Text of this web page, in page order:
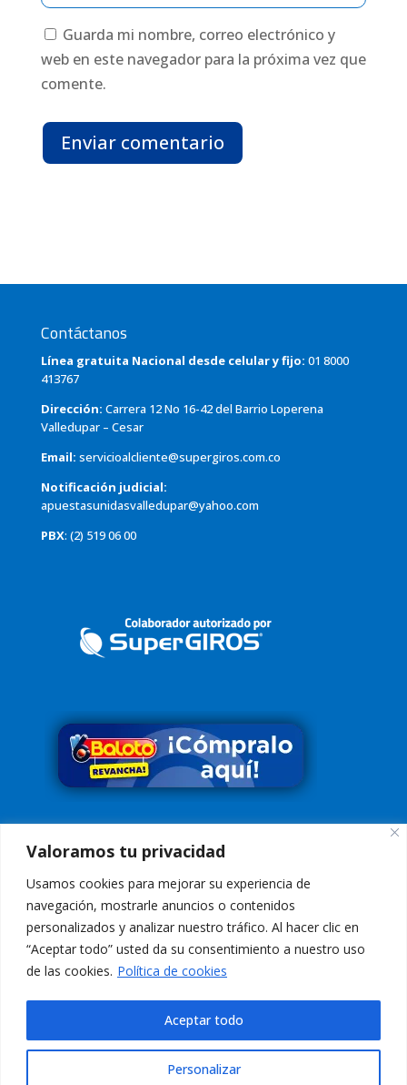
Valoramos tu privacidad
Usamos cookies para mejorar su experiencia de
navegación, mostrarle anuncios o contenidos
personalizados y analizar nuestro tráfico. Al hacer clic en
“Aceptar todo” usted da su consentimiento a nuestro uso
de las cookies. Política de cookies
Personalizar
Aceptar todo
Guarda mi nombre, correo electrónico y
web en este navegador para la próxima vez que
comente.
Enviar comentario
Contáctanos
Línea gratuita Nacional desde celular y fijo: 01 8000
413767
Dirección: Carrera 12 No 16-42 del Barrio Loperena
Valledupar – Cesar
Email: servicioalcliente@supergiros.com.co
Notificación judicial:
apuestasunidasvalledupar@yahoo.com
PBX: (2) 519 06 00
Síguenos en
Conoce nuestra Política de Tratamiento de DatosAquí
Aviso de Privacidad:El uso de esta página web y sus servicios, es
indicación de aceptación de losTérminos de Uso